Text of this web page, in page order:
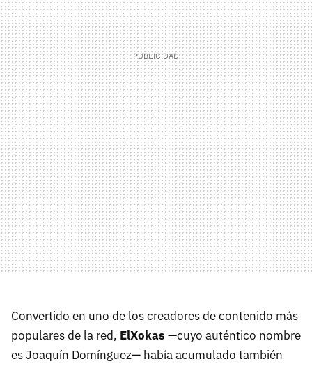
Convertido en uno de los creadores de contenido más
populares de la red, ElXokas —cuyo auténtico nombre
es Joaquín Domínguez— había acumulado también